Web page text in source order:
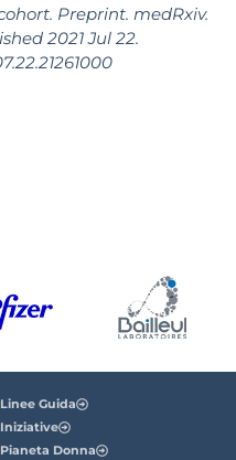
Preprint. medRxiv.
2021 Jul 22.
Linee Guida
Iniziative
Pianeta Donna